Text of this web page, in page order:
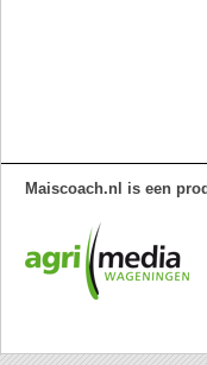
Maiscoach.nl is een